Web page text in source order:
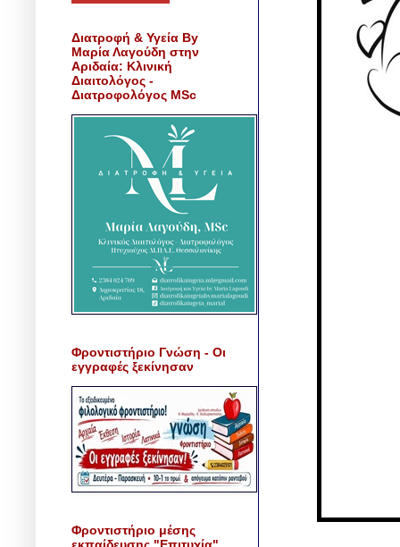
Διατροφή & Υγεία By
Μαρία Λαγούδη στην
Αριδαία: Κλινική
Διαιτολόγος -
Διατροφολόγος MSc
Φροντιστήριο Γνώση - Οι
εγγραφές ξεκίνησαν
Φροντιστήριο μέσης
εκπαίδευσης "Επιτυχία"